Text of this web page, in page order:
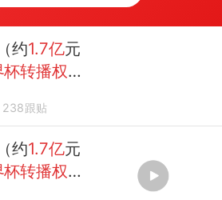
约1.7亿元
转播权，
倍
238跟贴
约1.7亿元
转播权，